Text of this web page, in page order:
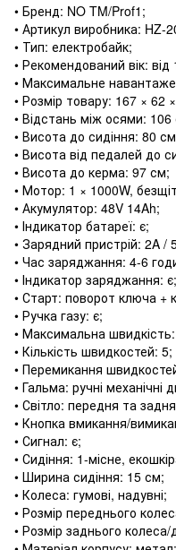
• Бренд: NO TM/Prof1;
• Артикул виробника: HZ-
• Тип: електробайк;
• Рекомендований вік: від
• Максимальне
• Розмір товару: 167 × 62
• Відстань між осями: 106
• Висота до сидіння: 80
• Висота від педалей до
• Висота до керма: 97 см;
• Мотор: 1 × 1000W,
• Акумулятор: 48V 14Ah;
• Індикатор батареї: є;
• Зарядний пристрій: 2A /
• Час заряджання: 4-6
• Індикатор заряджання: є;
• Старт: поворот ключа +
• Ручка газу: є;
• Максимальна
• Кількість швидкостей: 5;
• Перемикання
• Гальма: ручні механічні
• Світло: передня та
• Кнопка вмикання/
• Сигнал: є;
• Сидіння: 1-місне,
• Ширина сидіння: 15 см;
• Колеса: гумові, надувні;
• Розмір переднього
• Розмір заднього